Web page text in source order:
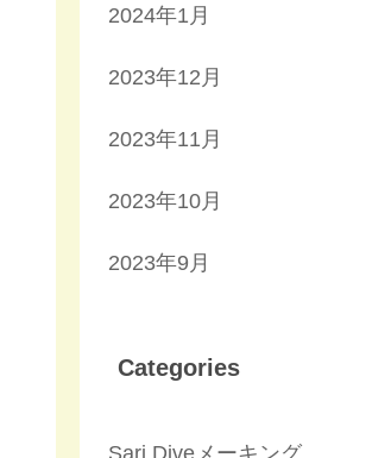
2024年1月
2023年12月
2023年11月
2023年10月
2023年9月
Categories